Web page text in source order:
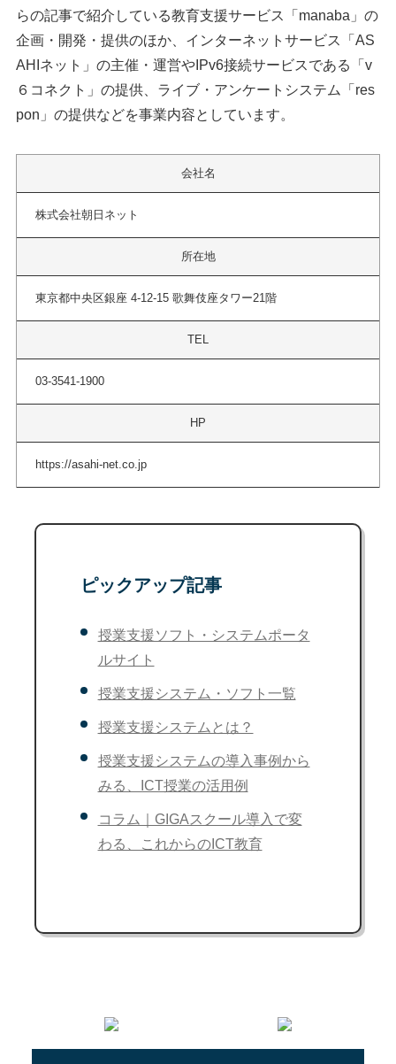
らの記事で紹介している教育支援サービス「manaba」の
企画・開発・提供のほか、インターネットサービス「AS
AHIネット」の主催・運営やIPv6接続サービスである「v
６コネクト」の提供、ライブ・アンケートシステム「res
pon」の提供などを事業内容としています。
会社名
株式会社朝日ネット
所在地
東京都中央区銀座 4-12-15 歌舞伎座タワー21階
TEL
03-3541-1900
HP
https://asahi-net.co.jp
ピックアップ記事
授業支援ソフト・システムポータ
ルサイト
授業支援システム・ソフト一覧
授業支援システムとは？
授業支援システムの導入事例から
みる、ICT授業の活用例
コラム｜GIGAスクール導入で変
わる、これからのICT教育